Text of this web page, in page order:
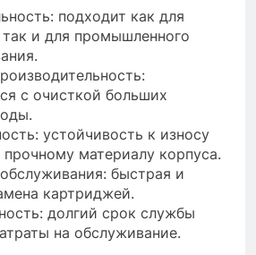
подходит как для
и для промышленного
с очисткой больших
устойчивость к износу
прочному материалу корпуса.
быстрая и
картриджей.
долгий срок службы
на обслуживание.